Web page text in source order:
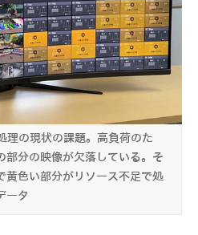
理の現状の課題。高負荷のた
部分の映像が欠落している。そ
黄色い部分がリソース不足で処
ータ